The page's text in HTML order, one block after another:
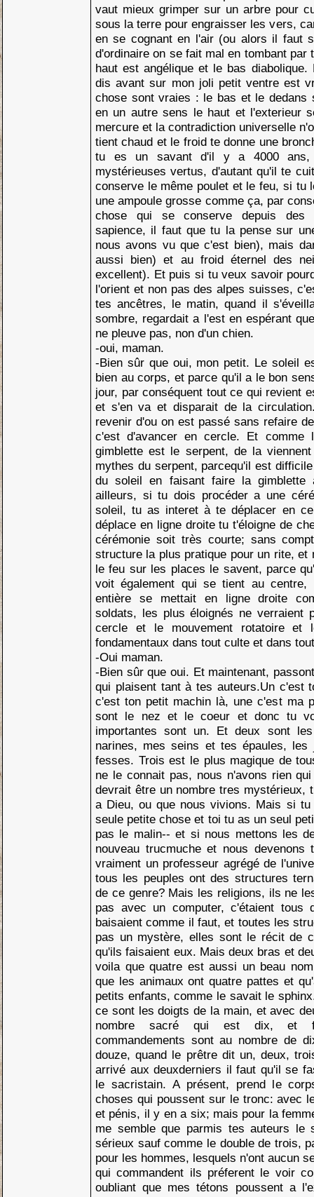
vaut mieux grimper sur un arbre pour
sous la terre pour engraisser les vers,
en se cognant en l'air (ou alors il faut
d'ordinaire on se fait mal en tombant par
haut est angélique et le bas
dis avant sur mon joli petit ventre est
chose sont vraies : le bas et le dedans
en un autre sens le haut et l'exterieur
mercure et la contradiction universelle
tient chaud et le froid te donne une
tu es un savant d'il y a 4000
mystérieuses vertus, d'autant qu'il te
conserve le même poulet et le feu, si tu
une ampoule grosse comme ça, par
chose qui se conserve depuis des
sapience, il faut que tu la pense sur
nous avons vu que c'est bien), mais
aussi bien) et au froid éternel des
excellent). Et puis si tu veux savoir
l'orient et non pas des alpes suisses,
tes ancêtres, le matin, quand il
sombre, regardait a l'est en espérant
ne pleuve pas, non d'un chien.
-oui, maman.
-Bien sûr que oui, mon petit. Le soleil
bien au corps, et parce qu'il a le bon
jour, par conséquent tout ce qui revient
et s'en va et disparait de la
revenir d'ou on est passé sans refaire
c'est d'avancer en cercle. Et comme
gimblette est le serpent, de la
mythes du serpent, parcequ'il est
du soleil en faisant faire la gimblette
ailleurs, si tu dois procéder a une
soleil, tu as interet à te déplacer en
déplace en ligne droite tu t'éloigne de
cérémonie soit très courte; sans
structure la plus pratique pour un rite, et
le feu sur les places le savent, parce
voit également qui se tient au
entière se mettait en ligne droite
soldats, les plus éloignés ne verraient
cercle et le mouvement rotatoire et
fondamentaux dans tout culte et dans
-Oui maman.
-Bien sûr que oui. Et maintenant,
qui plaisent tant à tes auteurs.Un c'est
c'est ton petit machin là, une c'est ma
sont le nez et le coeur et donc tu
importantes sont un. Et deux sont
narines, mes seins et tes épaules,
fesses. Trois est le plus magique de
ne le connait pas, nous n'avons rien
devrait être un nombre tres mystérieux,
a Dieu, ou que nous vivions. Mais si
seule petite chose et toi tu as un seul
pas le malin-- et si nous mettons les
nouveau trucmuche et nous
vraiment un professeur agrégé de
tous les peuples ont des structures
de ce genre? Mais les religions, ils ne
pas avec un computer, c'étaient tous
baisaient comme il faut, et toutes les
pas un mystère, elles sont le récit de
qu'ils faisaient eux. Mais deux bras et
voila que quatre est aussi un beau
que les animaux ont quatre pattes et
petits enfants, comme le savait le
ce sont les doigts de la main, et avec
nombre sacré qui est dix, et
commandements sont au nombre de
douze, quand le prêtre dit un, deux,
arrivé aux deuxderniers il faut qu'il se
le sacristain. A présent, prend le
choses qui poussent sur le tronc: avec
et pénis, il y en a six; mais pour la
me semble que parmis tes auteurs le
sérieux sauf comme le double de trois,
pour les hommes, lesquels n'ont aucun
qui commandent ils préferent le voir
oubliant que mes tétons poussent a